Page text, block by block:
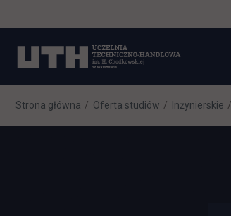
Strona główna Oferta studiów Inżynierskie